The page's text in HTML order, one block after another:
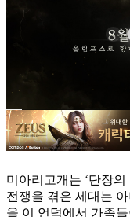
미아리고개는 ‘단장
전쟁을 겪은 세대는
을 이 언덕에서 가족